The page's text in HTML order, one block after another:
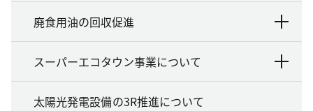
廃食用油の回収促進
スーパーエコタウン事業について
太陽光発電設備の3R推進について